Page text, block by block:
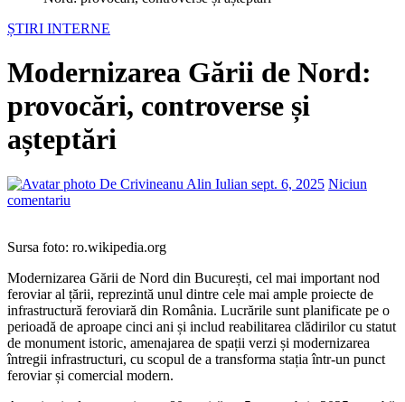
ȘTIRI INTERNE
Modernizarea Gării de Nord:
provocări, controverse și
așteptări
De Crivineanu Alin Iulian sept. 6, 2025 Niciun
comentariu
Sursa foto: ro.wikipedia.org
Modernizarea Gării de Nord din București, cel mai important nod
feroviar al țării, reprezintă unul dintre cele mai ample proiecte de
infrastructură feroviară din România. Lucrările sunt planificate pe o
perioadă de aproape cinci ani și includ reabilitarea clădirilor cu statut
de monument istoric, amenajarea de spații verzi și modernizarea
întregii infrastructuri, cu scopul de a transforma stația într-un punct
feroviar și comercial modern.